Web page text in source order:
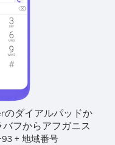
のダイアルパッドか
フからアフガニス
93 + 地域番号